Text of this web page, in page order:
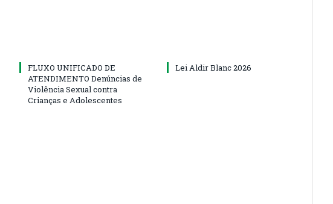
FLUXO UNIFICADO DE
ATENDIMENTO Denúncias de
Violência Sexual contra
Crianças e Adolescentes
Lei Aldir Blanc 2026